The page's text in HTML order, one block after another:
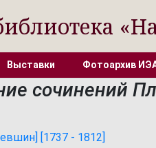
Выставки Фотоархив
сочинений
[1737 - 1812]